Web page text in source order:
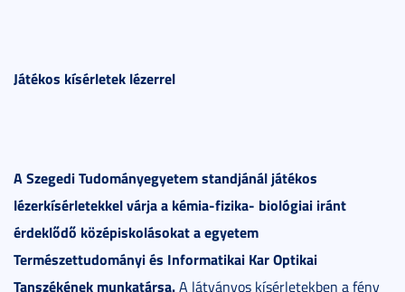
Játékos kísérletek lézerrel
A Szegedi Tudományegyetem standjánál játékos
lézerkísérletekkel várja a kémia-fizika- biológiai iránt
érdeklődő középiskolásokat a egyetem
Természettudományi és Informatikai Kar Optikai
Tanszékének munkatársa.A látványos kísérletekben a fény